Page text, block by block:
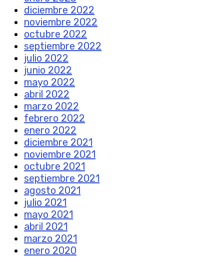
diciembre 2022
noviembre 2022
octubre 2022
septiembre 2022
julio 2022
junio 2022
mayo 2022
abril 2022
marzo 2022
febrero 2022
enero 2022
diciembre 2021
noviembre 2021
octubre 2021
septiembre 2021
agosto 2021
julio 2021
mayo 2021
abril 2021
marzo 2021
enero 2020